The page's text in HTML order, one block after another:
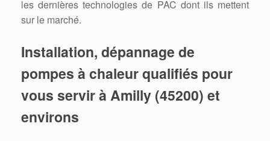
les dernières technologies de PAC dont ils mettent
sur le marché.
Installation, dépannage de
pompes à chaleur qualifiés pour
vous servir à Amilly (45200) et
environs